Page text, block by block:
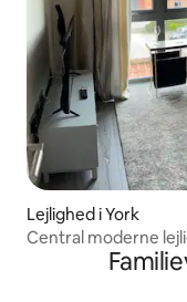
Lejlighed i York
Central moderne